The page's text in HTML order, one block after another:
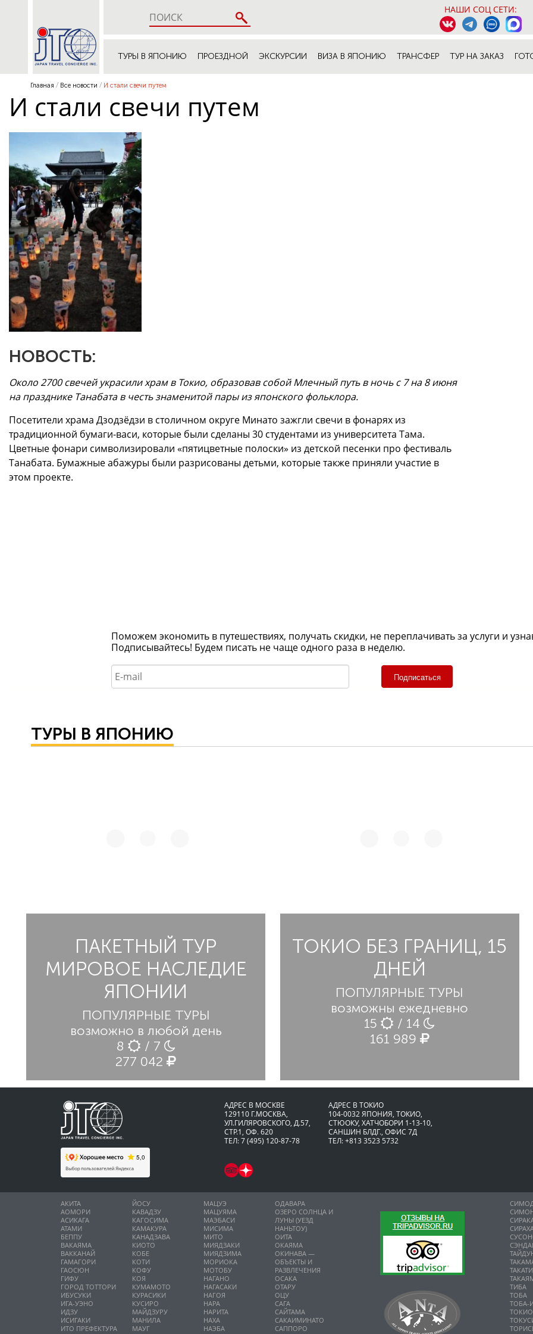
НАШИ СОЦ СЕТИ:
ТУРЫ В ЯПОНИЮ ПРОЕЗДНОЙ ЭКСКУРСИИ ВИЗА В ЯПОНИЮ ТРАНСФЕР ТУР НА ЗАКАЗ
Главная Все новости И стали свечи путем
И стали свечи путем
НОВОСТЬ:
Около 2700 свечей украсили храм в Токио, образовав собой Млечный путь в ночь с 7 на 8 июня
на празднике Танабата в честь знаменитой пары из японского фольклора.
Посетители храма Дзодзёдзи в столичном округе Минато зажгли свечи в фонарях из
традиционной бумаги-васи, которые были сделаны 30 студентами из университета Тама.
Цветные фонари символизировали «пятицветные полоски» из детской песенки про фестиваль
Танабата. Бумажные абажуры были разрисованы детьми, которые также приняли участие в
этом проекте.
Поможем экономить в путешествиях, получать скидки, не переплачивать за услуги и
Подписывайтесь! Будем писать не чаще одного раза в неделю.
Подписаться
ТУРЫ В ЯПОНИЮ
ПАКЕТНЫЙ ТУР
МИРОВОЕ НАСЛЕДИЕ
ЯПОНИИ
ПОПУЛЯРНЫЕ ТУРЫ
возможно в любой день
8
/ 7
277 042
ТОКИО БЕЗ ГРАНИЦ, 15
ДНЕЙ
ПОПУЛЯРНЫЕ ТУРЫ
возможны ежедневно
15
/ 14
161 989
АДРЕС В МОСКВЕ
129110 Г.МОСКВА,
УЛ.ГИЛЯРОВСКОГО, Д.57,
СТР.1, ОФ. 620
ТЕЛ: 7 (495) 120-87-78
АДРЕС В ТОКИО
104-0032 ЯПОНИЯ, ТОКИО,
CТЮОКУ, ХАТЧОБОРИ 1-13-10,
САНШИН БЛДГ., ОФИС 7Д
ТЕЛ: +813 3523 5732
АКИТА
АОМОРИ
АСИКАГА
АТАМИ
БЕППУ
ВАКАЯМА
ВАККАНАЙ
ГАМАГОРИ
ГАОСЮН
ГИФУ
ГОРОД ТОТТОРИ
ИБУСУКИ
ИГА-УЭНО
ИДЗУ
ИСИГАКИ
ИТО ПРЕФЕКТУРА
ЙОСУ
КАВАДЗУ
КАГОСИМА
КАМАКУРА
КАНАДЗАВА
КИОТО
КОБЕ
КОТИ
КОФУ
КОЯ
КУМАМОТО
КУРАСИКИ
КУСИРО
МАЙДЗУРУ
МАНИЛА
МАУГ
МАЦУЭ
МАЦУЯМА
МАЭБАСИ
МИСИМА
МИТО
МИЯДЗАКИ
МИЯДЗИМА
МОРИОКА
МОТОБУ
НАГАНО
НАГАСАКИ
НАГОЯ
НАРА
НАРИТА
НАХА
НАЭБА
ОДАВАРА
ОЗЕРО СОЛНЦА И
ЛУНЫ (УЕЗД
НАНЬТОУ)
ОИТА
ОКАЯМА
ОКИНАВА —
ОБЪЕКТЫ И
РАЗВЛЕЧЕНИЯ
ОСАКА
ОТАРУ
ОЦУ
САГА
САЙТАМА
САКАИМИНАТО
САППОРО
ТИБА
ТОБА
ТОБА-
ТОКИО